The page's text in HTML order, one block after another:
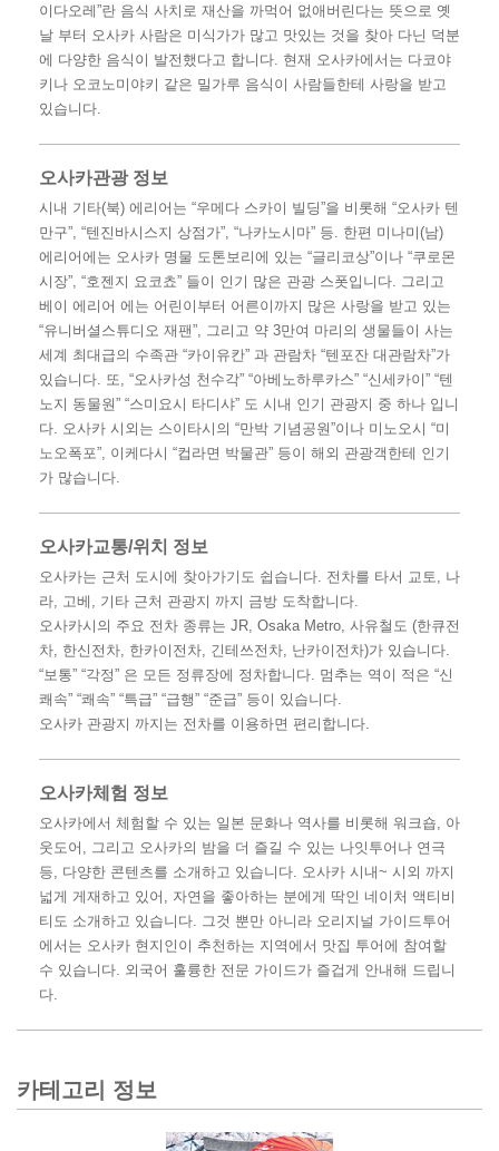
이다오레”란 음식 사치로 재산을 까먹어 없애버린다는 뜻으로 옛
날 부터 오사카 사람은 미식가가 많고 맛있는 것을 찾아 다닌 덕분
에 다양한 음식이 발전했다고 합니다. 현재 오사카에서는 다코야
키나 오코노미야키 같은 밀가루 음식이 사람들한테 사랑을 받고
있습니다.
오사카관광 정보
시내 기타(북) 에리어는 “우메다 스카이 빌딩”을 비롯해 “오사카 텐
만구”, “텐진바시스지 상점가”, “나카노시마” 등. 한편 미나미(남)
에리어에는 오사카 명물 도톤보리에 있는 “글리코상”이나 “쿠로몬
시장”, “호젠지 요코쵸” 들이 인기 많은 관광 스폿입니다. 그리고
베이 에리어 에는 어린이부터 어른이까지 많은 사랑을 받고 있는
“유니버셜스튜디오 재팬”, 그리고 약 3만여 마리의 생물들이 사는
세계 최대급의 수족관 “카이유칸” 과 관람차 “텐포잔 대관람차”가
있습니다. 또, “오사카성 천수각” “아베노하루카스” “신세카이” “텐
노지 동물원” “스미요시 타디샤” 도 시내 인기 관광지 중 하나 입니
다. 오사카 시외는 스이타시의 “만박 기념공원”이나 미노오시 “미
노오폭포”, 이케다시 “컵라면 박물관” 등이 해외 관광객한테 인기
가 많습니다.
오사카교통/위치 정보
오사카는 근처 도시에 찾아가기도 쉽습니다. 전차를 타서 교토, 나
라, 고베, 기타 근처 관광지 까지 금방 도착합니다.
오사카시의 주요 전차 종류는 JR, Osaka Metro, 사유철도 (한큐전
차, 한신전차, 한카이전차, 긴테쓰전차, 난카이전차)가 있습니다.
“보통” “각정” 은 모든 정류장에 정차합니다. 멈추는 역이 적은 “신
쾌속” “쾌속” “특급” “급행” “준급” 등이 있습니다.
오사카 관광지 까지는 전차를 이용하면 편리합니다.
오사카체험 정보
오사카에서 체험할 수 있는 일본 문화나 역사를 비롯해 워크숍, 아
웃도어, 그리고 오사카의 밤을 더 즐길 수 있는 나잇투어나 연극
등, 다양한 콘텐츠를 소개하고 있습니다. 오사카 시내~ 시외 까지
넓게 게재하고 있어, 자연을 좋아하는 분에게 딱인 네이처 액티비
티도 소개하고 있습니다. 그것 뿐만 아니라 오리지널 가이드투어
에서는 오사카 현지인이 추천하는 지역에서 맛집 투어에 참여할
수 있습니다. 외국어 훌륭한 전문 가이드가 즐겁게 안내해 드립니
다.
카테고리 정보